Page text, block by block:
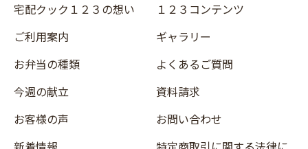
宅配クック１２３の想い
ご利用案内
お弁当の種類
今週の献立
お客様の声
１２３コンテンツ
ギャラリー
よくあるご質問
資料請求
お問い合わせ